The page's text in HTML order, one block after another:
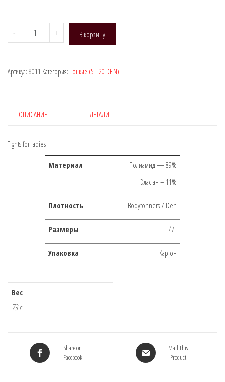
-
Количество
товара
DEN:
утяжки)
+ В корзину
Артикул: 8011 Категория: Тонкие (5 - 20 DEN)
ОПИСАНИЕ ДЕТАЛИ
Tights for ladies
Материал
Полиамид — 89%
Эластан – 11%
Плотность Bodytonners 7 Den
Размеры 4/L
Упаковка Картон
Вес
73 г
Share on
Facebook
Mail This
Product